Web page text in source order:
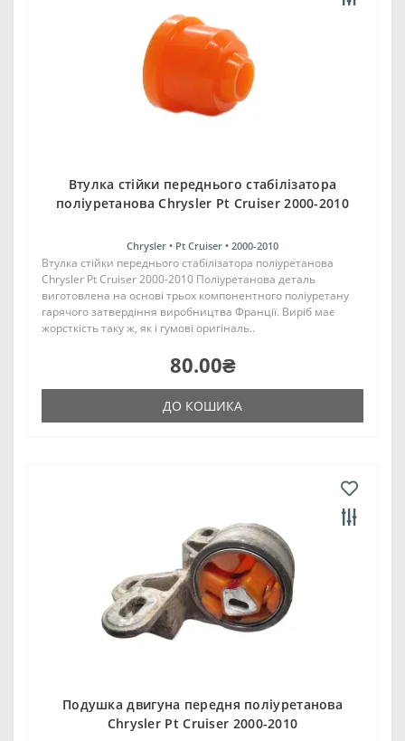
Втулка стійки переднього стабілізатора
поліуретанова Chrysler Pt Cruiser 2000-2010
Chrysler • Pt Cruiser • 2000-2010
Втулка стійки переднього стабілізатора поліуретанова
Chrysler Pt Cruiser 2000-2010 Поліуретанова деталь
виготовлена на основі трьох компонентного поліуретану
гарячого затвердіння виробництва Франції. Виріб має
жорсткість таку ж, як і гумові оригіналь..
80.00₴
ДО КОШИКА
Подушка двигуна передня поліуретанова
Chrysler Pt Cruiser 2000-2010